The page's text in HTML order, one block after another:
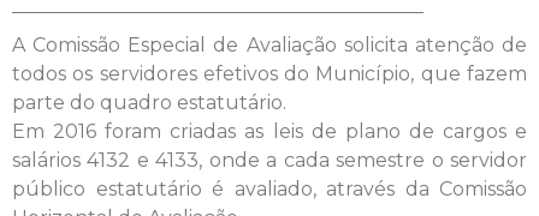
A Comissão Especial de Avaliação solicita atenção de
todos os servidores efetivos do Município, que fazem
parte do quadro estatutário.
Em 2016 foram criadas as leis de plano de cargos e
salários 4132 e 4133, onde a cada semestre o servidor
público estatutário é avaliado, através da Comissão